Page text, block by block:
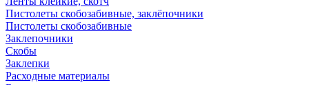
Пистолеты скобозабивные, заклёпочники
Пистолеты скобозабивные
Заклепочники
Скобы
Заклепки
Расходные материалы